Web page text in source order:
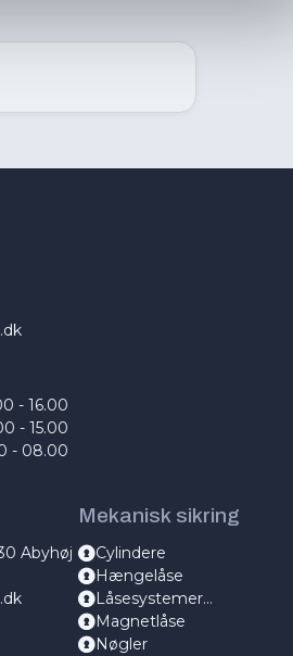
- 16.00
- 15.00
- 08.00
Abyhøj
Mekanisk sikring
Cylindere
Hængelåse
Låsesystemer
mekanisk
Magnetlåse
Nøgler